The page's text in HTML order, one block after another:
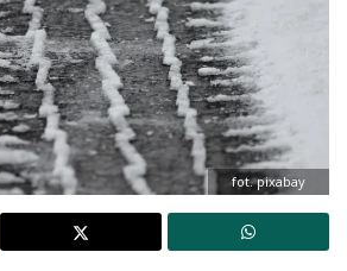
fot. pixabay